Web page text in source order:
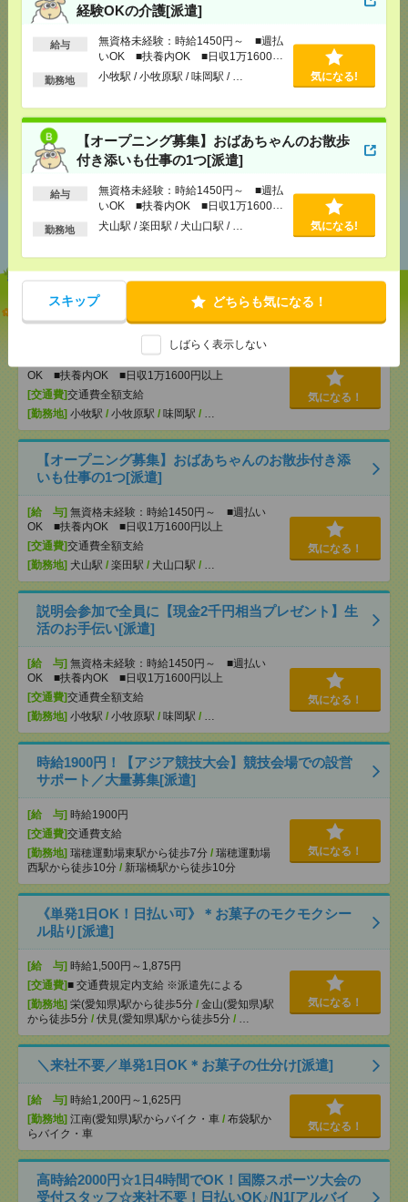
経験OKの介護[派遣]
給与
無資格未経験：時給1450円～ ■週払
いOK ■扶養内OK ■日収1万1600円
以上
勤務地 小牧駅 / 小牧原駅 / 味岡駅 / … 気になる!
【オープニング募集】おばあちゃんのお散歩
付き添いも仕事の1つ[派遣]
給与
無資格未経験：時給1450円～ ■週払
いOK ■扶養内OK ■日収1万1600円
以上
勤務地 犬山駅 / 楽田駅 / 犬山口駅 / … 気になる!
スキップ どちらも気になる！
しばらく表示しない
応募ページへ
気になる！
シェア ツイート ブックマーク
あなたの閲覧履歴からの
おすすめ
志望動機も履歴書も不要！日収1.1万円～＊未経験OK
の介護[派遣]
OK ■扶養内OK ■日収1万1600円以上
[交通費]交通費全額支給
[勤務地] 小牧駅 / 小牧原駅 / 味岡駅 / …
気になる！
【オープニング募集】おばあちゃんのお散歩付き添
いも仕事の1つ[派遣]
[給 与] 無資格未経験：時給1450円～ ■週払い
OK ■扶養内OK ■日収1万1600円以上
[交通費]交通費全額支給
[勤務地] 犬山駅 / 楽田駅 / 犬山口駅 / …
気になる！
説明会参加で全員に【現金2千円相当プレゼント】生
活のお手伝い[派遣]
[給 与] 無資格未経験：時給1450円～ ■週払い
OK ■扶養内OK ■日収1万1600円以上
[交通費]交通費全額支給
[勤務地] 小牧駅 / 小牧原駅 / 味岡駅 / …
気になる！
時給1900円！【アジア競技大会】競技会場での設営
サポート／大量募集[派遣]
[給 与] 時給1900円
[交通費]交通費支給
[勤務地] 瑞穂運動場東駅から徒歩7分 / 瑞穂運動場
西駅から徒歩10分 / 新瑞橋駅から徒歩10分
気になる！
《単発1日OK！日払い可》＊お菓子のモクモクシー
ル貼り[派遣]
[給 与] 時給1,500円～1,875円
[交通費]■ 交通費規定内支給 ※派遣先による
[勤務地] 栄(愛知県)駅から徒歩5分 / 金山(愛知県)駅
から徒歩5分 / 伏見(愛知県)駅から徒歩5分 / …
気になる！
＼来社不要／単発1日OK＊お菓子の仕分け[派遣]
[給 与] 時給1,200円～1,625円
[勤務地] 江南(愛知県)駅からバイク・車 / 布袋駅か
らバイク・車
気になる！
高時給2000円☆1日4時間でOK！国際スポーツ大会の
受付スタッフ☆来社不要！日払いOK♪/N1[アルバイ